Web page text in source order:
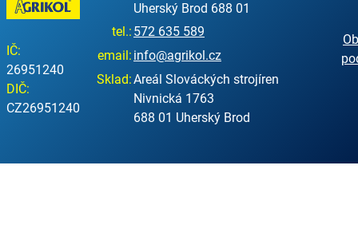
IČ:
26951240
DIČ:
CZ26951240
Uherský Brod 688 01
tel.: 572 635 589
email: info@agrikol.cz
Sklad:Areál Slováckých strojíren
Nivnická 1763
688 01 Uherský Brod